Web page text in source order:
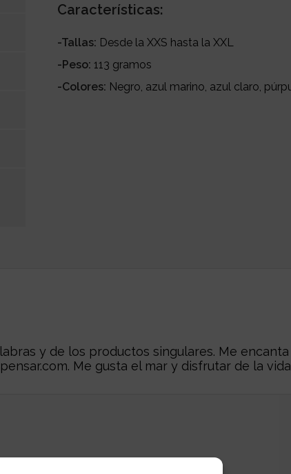
Características:
-Tallas: Desde la XXS hasta la XXL
-Peso:113 gramos
-Colores: Negro, azul marino, azul claro,
y de los productos singulares. Me
. Me gusta el mar y disfrutar de la